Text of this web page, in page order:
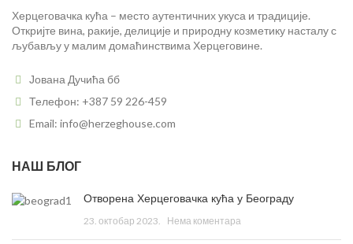
Херцеговачка кућа – место аутентичних укуса и традиције.
Откријте вина, ракије, делиције и природну козметику насталу с
љубављу у малим домаћинствима Херцеговине.
Јована Дучића бб
Телефон: +387 59 226-459
Email: info@herzeghouse.com
НАШ БЛОГ
Отворена Херцеговачка кућа у Београду
23. октобар 2023. Нема коментара